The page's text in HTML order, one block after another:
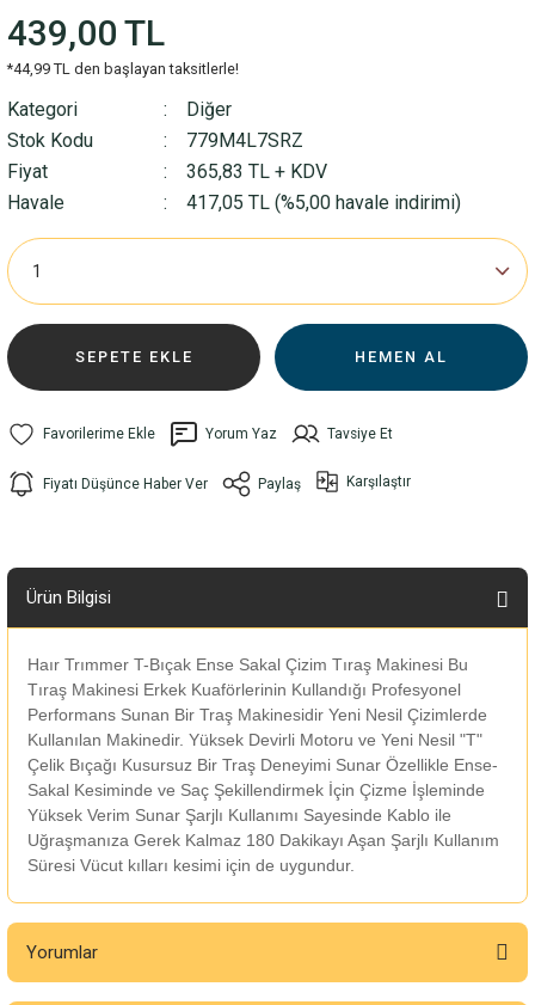
439,00 TL
*44,99 TL den başlayan taksitlerle!
Kategori
Diğer
Stok Kodu
779M4L7SRZ
Fiyat
365,83 TL + KDV
Havale
417,05 TL (%5,00 havale indirimi)
SEPETE EKLE HEMEN AL
Yorum Yaz Tavsiye Et
Fiyatı Düşünce Haber Ver Paylaş Karşılaştır
Ürün Bilgisi
Haır Trımmer T-Bıçak Ense Sakal Çizim Tıraş Makinesi Bu
Tıraş Makinesi Erkek Kuaförlerinin Kullandığı Profesyonel
Performans Sunan Bir Traş Makinesidir Yeni Nesil Çizimlerde
Kullanılan Makinedir. Yüksek Devirli Motoru ve Yeni Nesil "T"
Çelik Bıçağı Kusursuz Bir Traş Deneyimi Sunar Özellikle Ense-
Sakal Kesiminde ve Saç Şekillendirmek İçin Çizme İşleminde
Yüksek Verim Sunar Şarjlı Kullanımı Sayesinde Kablo ile
Uğraşmanıza Gerek Kalmaz 180 Dakikayı Aşan Şarjlı Kullanım
Süresi Vücut kılları kesimi için de uygundur.
Yorumlar